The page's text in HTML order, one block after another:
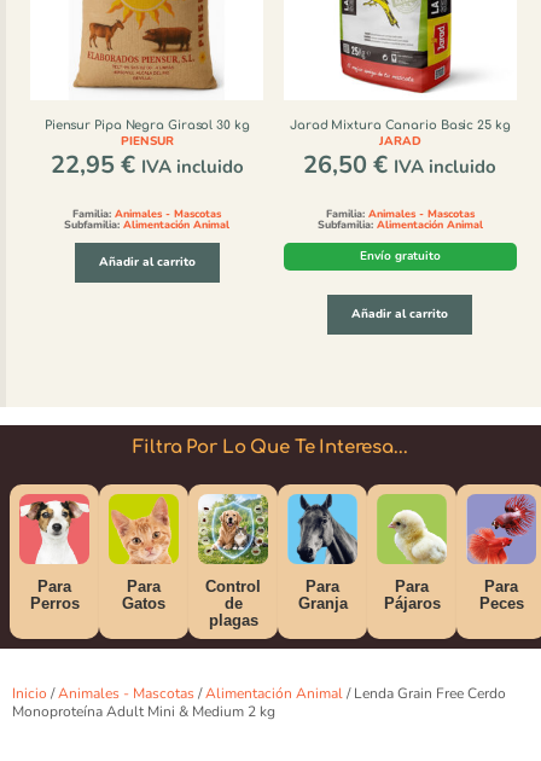
Piensur Pipa Negra Girasol 30 kg
PIENSUR
22,95€ IVA incluido
Familia:Animales - Mascotas
Subfamilia:Alimentación Animal
Añadir al carrito
Jarad Mixtura Canario Basic 25 kg
JARAD
26,50€ IVA incluido
Familia: Animales - Mascotas
Subfamilia: Alimentación Animal
Envío gratuito
Añadir al carrito
Filtra Por Lo Que Te Interesa...
Para
Perros
Para
Gatos
Control
de
plagas
Para
Granja
Para
Pájaros
Para
Peces
Inicio /Animales - Mascotas/Alimentación Animal/ Lenda Grain Free Cerdo
Monoproteína Adult Mini & Medium 2 kg